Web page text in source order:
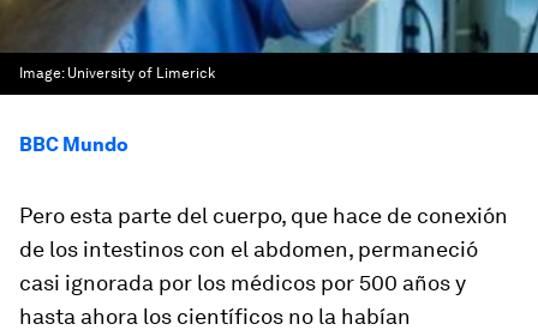
Image: University of Limerick
BBC Mundo
Pero esta parte del cuerpo, que hace de conexión
de los intestinos con el abdomen, permaneció
casi ignorada por los médicos por 500 años y
hasta ahora los científicos no la habían